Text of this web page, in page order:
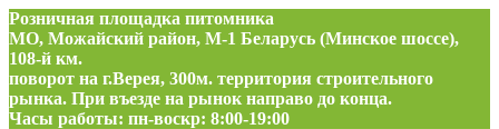
Розничная площадка питомника
МО, Можайский район, М-1 Беларусь (Минское шоссе),
108-й км.
поворот на г.Верея, 300м. территория строительного
рынка. При въезде на рынок направо до конца.
Часы работы: пн-воскр: 8:00-19:00